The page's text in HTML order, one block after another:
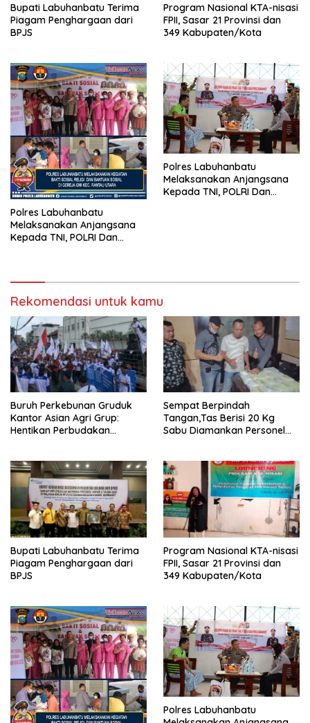
Bupati Labuhanbatu Terima
Piagam Penghargaan dari
BPJS
Program Nasional KTA-nisasi
FPII, Sasar 21 Provinsi dan
349 Kabupaten/Kota
Polres Labuhanbatu
Melaksanakan Anjangsana
Kepada TNI, POLRI Dan
Polres Labuhanbatu
Melaksanakan Anjangsana
Kepada TNI, POLRI Dan
Rekomendasi untuk kamu
Buruh Perkebunan Gruduk
Kantor Asian Agri Grup:
Hentikan Perbudakan
Sempat Berpindah
Tangan,Tas Berisi 20 Kg
Sabu Diamankan Personel
Bupati Labuhanbatu Terima
Piagam Penghargaan dari
BPJS
Program Nasional KTA-nisasi
FPII, Sasar 21 Provinsi dan
349 Kabupaten/Kota
Polres Labuhanbatu